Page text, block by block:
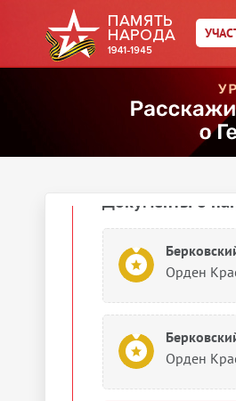
степени
Орден
степени
Документы о
Орден
Орден